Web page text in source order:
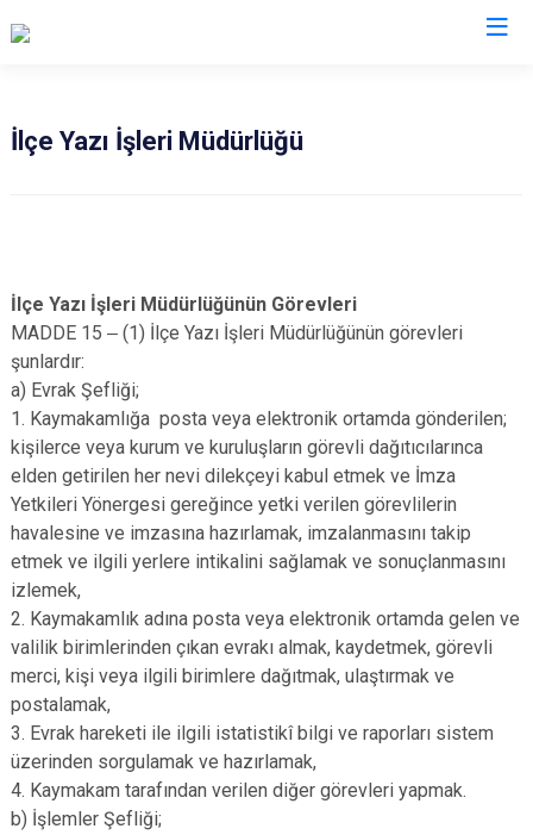
Gülşehir
Hacıbektaş
Kozaklı
Ürgüp
İlçe Yazı İşleri Müdürlüğü
İlçe Yazı İşleri Müdürlüğünün Görevleri
MADDE 15 ‒ (1) İlçe Yazı İşleri Müdürlüğünün görevleri
şunlardır:
a) Evrak Şefliği;
1. Kaymakamlığa posta veya elektronik ortamda gönderilen;
kişilerce veya kurum ve kuruluşların görevli dağıtıcılarınca
elden getirilen her nevi dilekçeyi kabul etmek ve İmza
Yetkileri Yönergesi gereğince yetki verilen görevlilerin
havalesine ve imzasına hazırlamak, imzalanmasını takip
etmek ve ilgili yerlere intikalini sağlamak ve sonuçlanmasını
izlemek,
2. Kaymakamlık adına posta veya elektronik ortamda gelen ve
valilik birimlerinden çıkan evrakı almak, kaydetmek, görevli
merci, kişi veya ilgili birimlere dağıtmak, ulaştırmak ve
postalamak,
3. Evrak hareketi ile ilgili istatistikî bilgi ve raporları sistem
üzerinden sorgulamak ve hazırlamak,
4. Kaymakam tarafından verilen diğer görevleri yapmak.
b) İşlemler Şefliği;